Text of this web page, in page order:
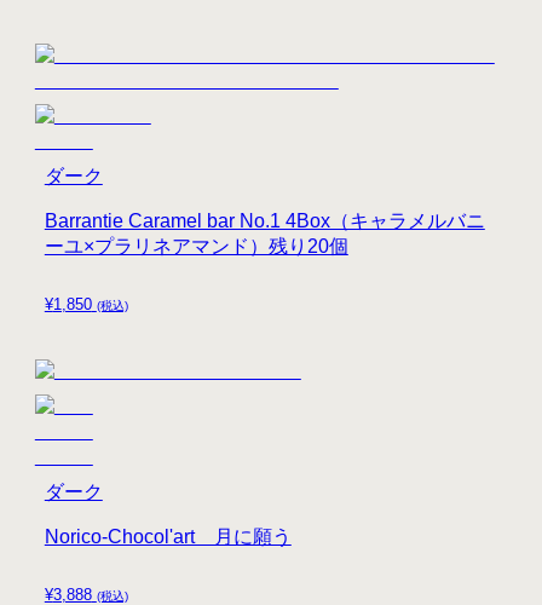
¥1,850 (税込)
Barrantie Caramel bar No.1 4Box（キャラメルバニ
ーユ×プラリネアマンド）残り20個
ダーク
¥3,888 (税込)
Norico-Chocol'art 月に願う
ダーク